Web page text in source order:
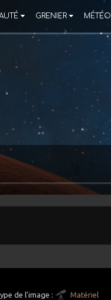
GRENIER MÉTÉO
de l'image :
Matériel